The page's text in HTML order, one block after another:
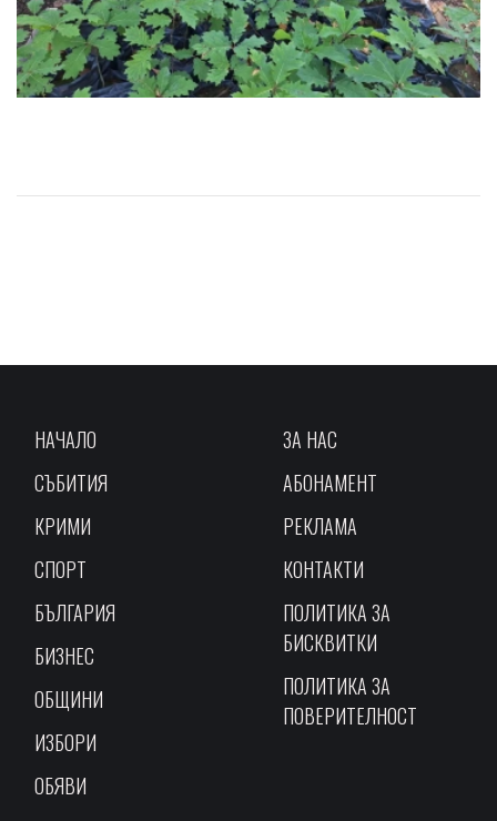
НАЧАЛО
СЪБИТИЯ
КРИМИ
СПОРТ
БЪЛГАРИЯ
БИЗНЕС
ОБЩИНИ
ИЗБОРИ
ОБЯВИ
ЗА НАС
АБОНАМЕНТ
РЕКЛАМА
КОНТАКТИ
ПОЛИТИКА ЗА
БИСКВИТКИ
ПОЛИТИКА ЗА
ПОВЕРИТЕЛНОСТ